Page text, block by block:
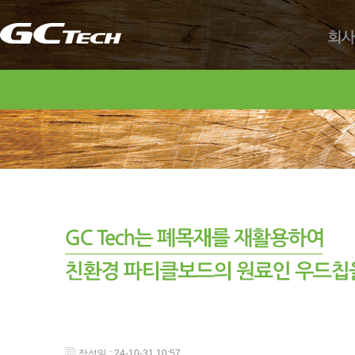
회사